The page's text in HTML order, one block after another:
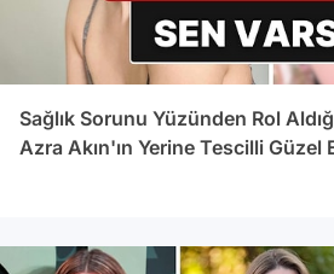
Sağlık Sorunu Yüzünden Rol
Azra Akın'ın Yerine Tescilli Güzel